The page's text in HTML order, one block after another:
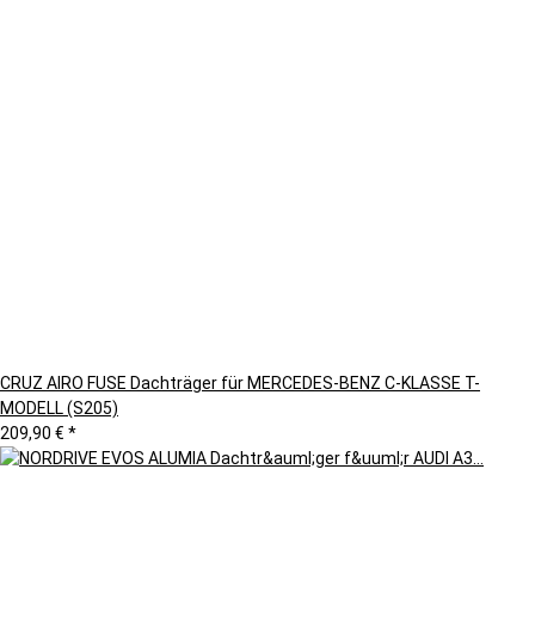
CRUZ AIRO FUSE Dachträger für MERCEDES-BENZ C-KLASSE T-
MODELL (S205)
209,90 € *